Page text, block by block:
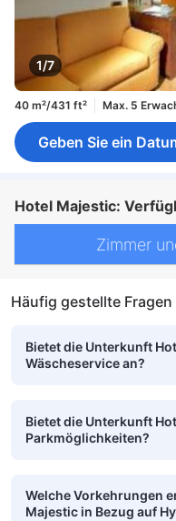
1/7
40 m²/431 ft² Max. 5
Geben Sie ein
Hotel Majestic:
Zimmer
Häufig gestellte Fragen
Bietet die Unterkunft
Wäscheservice an?
Bietet die Unterkunft
Parkmöglichkeiten?
Welche Vorkehrungen
Majestic in Bezug auf